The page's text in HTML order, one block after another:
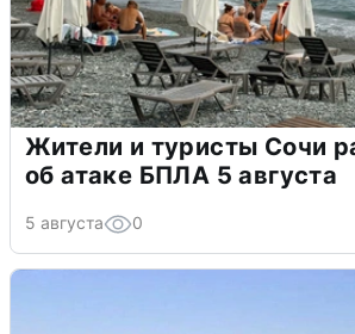
Жители и туристы Сочи
об атаке БПЛА 5 августа
5 августа 0